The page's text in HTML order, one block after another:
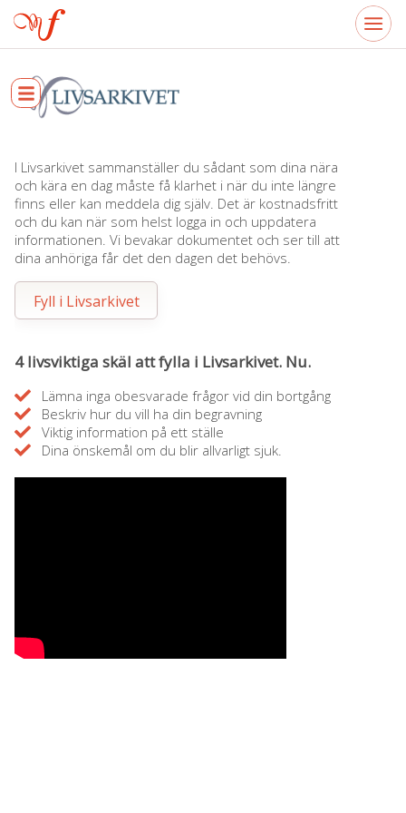
I Livsarkivet sammanställer du sådant som dina nära
och kära en dag måste få klarhet i när du inte längre
finns eller kan meddela dig själv. Det är kostnadsfritt
och du kan när som helst logga in och uppdatera
informationen. Vi bevakar dokumentet och ser till att
dina anhöriga får det den dagen det behövs.
Fyll i Livsarkivet
4 livsviktiga skäl att fylla i Livsarkivet. Nu.
Lämna inga obesvarade frågor vid din bortgång
Beskriv hur du vill ha din begravning
Viktig information på ett ställe
Dina önskemål om du blir allvarligt sjuk.